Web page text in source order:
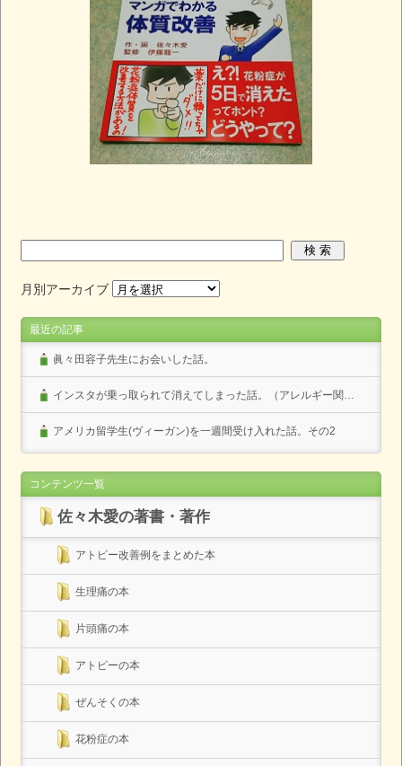
月別アーカイブ
最近の記事
眞々田容子先生にお会いした話。
アメリカ留学生(ヴィーガン)を一週間受け入れた話。その2
コンテンツ一覧
佐々木愛の著書・著作
アトピー改善例をまとめた本
生理痛の本
片頭痛の本
アトピーの本
ぜんそくの本
花粉症の本